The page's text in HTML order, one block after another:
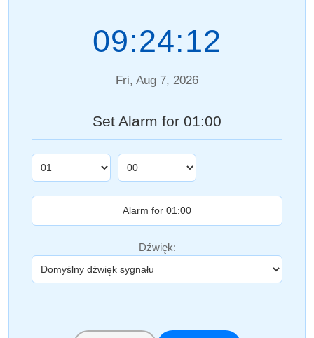
09:24:13
Fri, Aug 7, 2026
Set Alarm for 01:00
Dźwięk: